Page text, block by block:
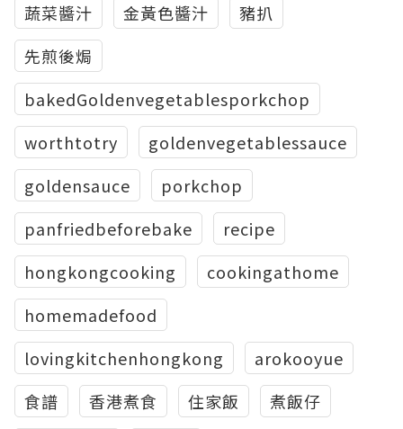
蔬菜醬汁
金黃色醬汁
豬扒
先煎後焗
bakedGoldenvegetablesporkchop
worthtotry
goldenvegetablessauce
goldensauce
porkchop
panfriedbeforebake
recipe
hongkongcooking
cookingathome
homemadefood
lovingkitchenhongkong
arokooyue
食譜
香港煮食 住家飯
煮飯仔